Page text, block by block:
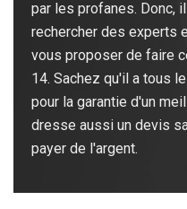
par les profanes. Donc,
rechercher des experts
vous proposer de faire
14. Sachez qu'il a tous
pour la garantie d'un
dresse aussi un devis
payer de l'argent.